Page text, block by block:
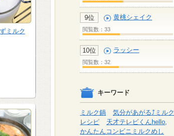
ミルク
9位 黄桃シェイク
閲覧数：33
10位 ラッシー
閲覧数：32
キーワード
ミルク鍋
気分があがる⤴ミルク
レシピ
天才テレビくんhello,
かんたんコンビニミルクめし